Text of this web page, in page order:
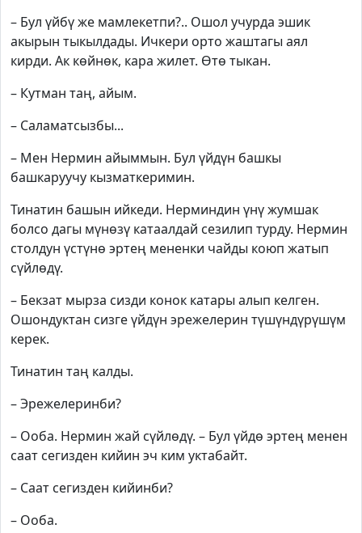
– Бул үйбү же мамлекетпи?.. Ошол учурда эшик
акырын тыкылдады. Ичкери орто жаштагы аял
кирди. Ак көйнөк, кара жилет. Өтө тыкан.
– Кутман таң, айым.
– Саламатсызбы...
– Мен Нермин айыммын. Бул үйдүн башкы
башкаруучу кызматкеримин.
Тинатин башын ийкеди. Нерминдин үнү жумшак
болсо дагы мүнөзү катаалдай сезилип турду. Нермин
столдун үстүнө эртең мененки чайды коюп жатып
сүйлөдү.
– Бекзат мырза сизди конок катары алып келген.
Ошондуктан сизге үйдүн эрежелерин түшүндүрүшүм
керек.
Тинатин таң калды.
– Эрежелеринби?
– Ооба. Нермин жай сүйлөдү. – Бул үйдө эртең менен
саат сегизден кийин эч ким уктабайт.
– Саат сегизден кийинби?
– Ооба.